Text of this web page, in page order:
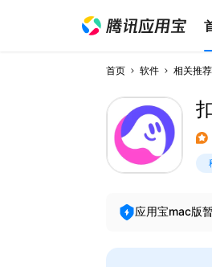
首页 软件 相关推荐
应用宝mac版